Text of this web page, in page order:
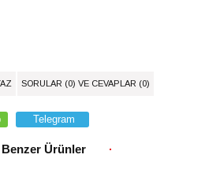
SORULAR (0) VE CEVAPLAR (0)
Telegram
Benzer Ürünler